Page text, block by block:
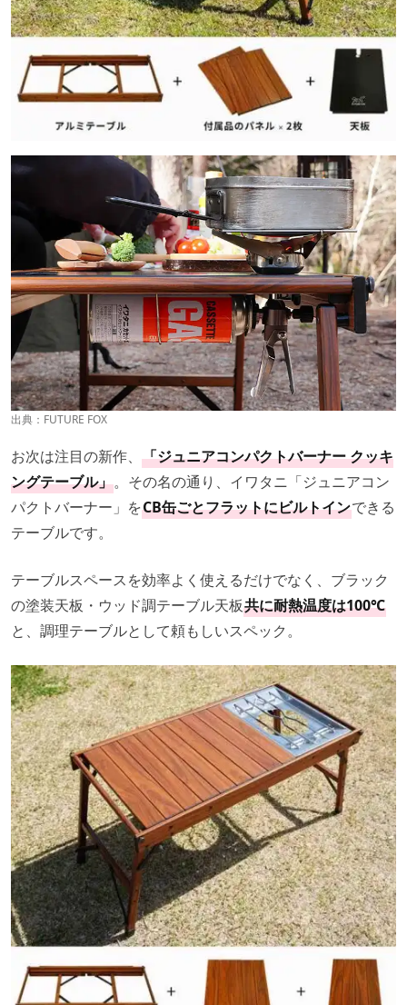
出典： FUTURE FOX
お次は注目の新作、 「ジュニアコンパクトバーナー クッキ
ングテーブル」。その名の通り、イワタニ「ジュニアコン
パクトバーナー」をCB缶ごとフラットにビルトインできる
テーブルです。
テーブルスペースを効率よく使えるだけでなく、ブラック
の塗装天板・ウッド調テーブル天板共に耐熱温度は100℃
と、調理テーブルとして頼もしいスペック。